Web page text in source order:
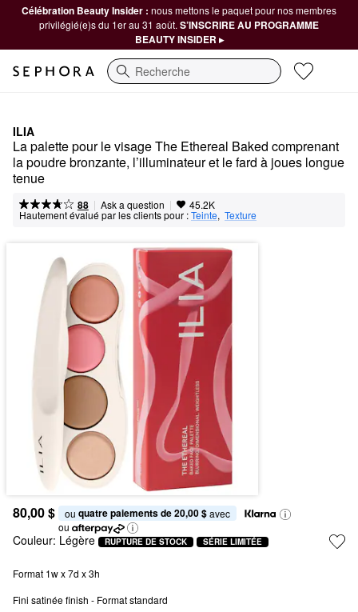
Célébration Beauty Insider : nous mettons le paquet pour nos membres
privilégié(e)s du 1er au 31 août. S’INSCRIRE AU PROGRAMME
BEAUTY INSIDER ▸
Recherche
ILIA
La palette pour le visage The Ethereal Baked comprenant
la poudre bronzante, l’illuminateur et le fard à joues longue
tenue
88 | Ask a question | 45.2K
Hautement évalué par les clients pour :Teinte, Texture
80,00 $ ou quatre paiements de 20,00 $ avec
ou
Couleur: Légère RUPTURE DE STOCK SÉRIE LIMITÉE
Format 1w x 7d x 3h
Fini satinée finish - Format standard